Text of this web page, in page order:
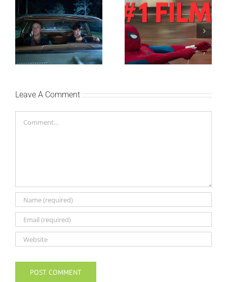
SF NIGHT: POSLEDNJI
DANI ULICE
HRASTOVA u Concept
Cinema i CineStar
bioskopima 12. avgusta
Najuspešnije otvaranje
studijskog filma u Srbiji:
Spajdermen: Novi dan
oborio rekord već prvog
vikenda
Leave A Comment